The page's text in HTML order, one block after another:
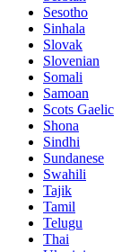
Sesotho
Sinhala
Slovak
Slovenian
Somali
Samoan
Scots Gaelic
Shona
Sindhi
Sundanese
Swahili
Tajik
Tamil
Telugu
Thai